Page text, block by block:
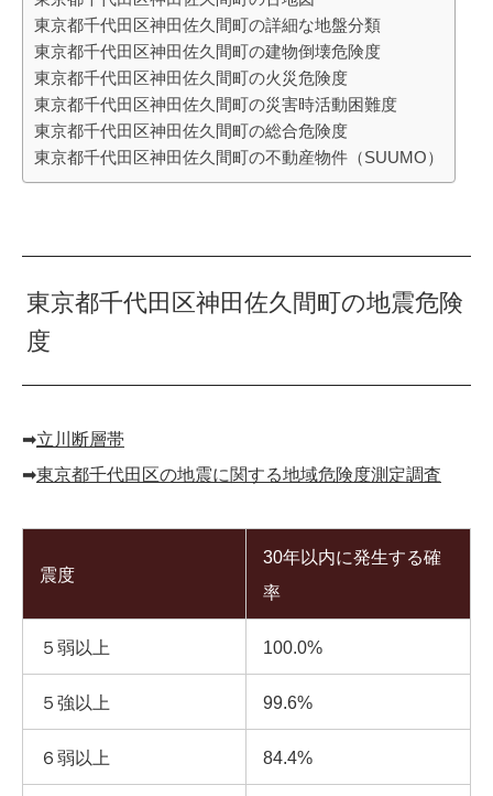
東京都千代田区神田佐久間町の詳細な地盤分類
東京都千代田区神田佐久間町の建物倒壊危険度
東京都千代田区神田佐久間町の火災危険度
東京都千代田区神田佐久間町の災害時活動困難度
東京都千代田区神田佐久間町の総合危険度
東京都千代田区神田佐久間町の不動産物件（SUUMO）
東京都千代田区神田佐久間町の地震危険
度
➡︎立川断層帯
➡︎東京都千代田区の地震に関する地域危険度測定調査
震度
30年以内に発生する確
率
５弱以上 100.0%
５強以上 99.6%
６弱以上 84.4%